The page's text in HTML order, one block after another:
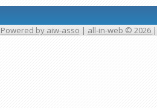
Powered by aiw-asso | all-in-web © 2026